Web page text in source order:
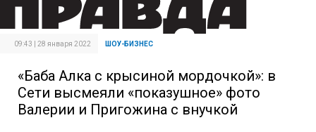
09:43 | 28 января 2022 ШОУ-БИЗНЕС
«Баба Алка с крысиной мордочкой»: в
Сети высмеяли «показушное» фото
Валерии и Пригожина с внучкой